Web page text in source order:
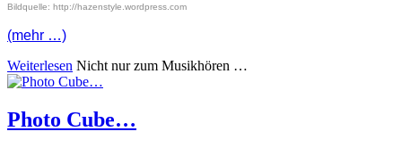
Bildquelle: http://hazenstyle.wordpress.com
(mehr …)
Weiterlesen Nicht nur zum Musikhören …
Photo Cube…